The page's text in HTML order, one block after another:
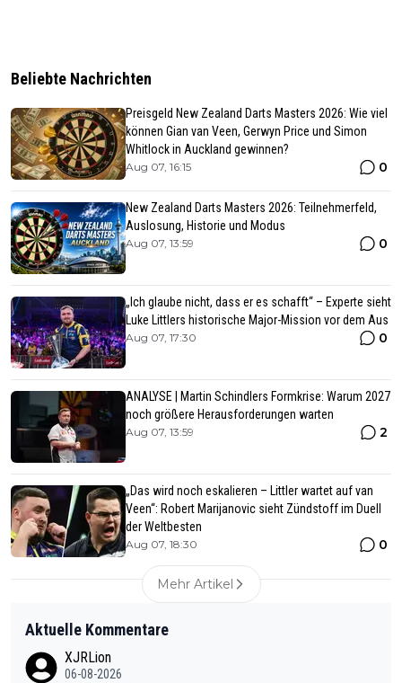
Beliebte Nachrichten
Preisgeld New Zealand Darts Masters 2026: Wie viel
können Gian van Veen, Gerwyn Price und Simon
Whitlock in Auckland gewinnen?
Aug 07, 16:15 0
New Zealand Darts Masters 2026: Teilnehmerfeld,
Auslosung, Historie und Modus
Aug 07, 13:59 0
„Ich glaube nicht, dass er es schafft“ – Experte sieht
Luke Littlers historische Major-Mission vor dem Aus
Aug 07, 17:30 0
ANALYSE | Martin Schindlers Formkrise: Warum 2027
noch größere Herausforderungen warten
Aug 07, 13:59 2
„Das wird noch eskalieren – Littler wartet auf van
Veen“: Robert Marijanovic sieht Zündstoff im Duell
der Weltbesten
Aug 07, 18:30 0
Mehr Artikel
Aktuelle Kommentare
XJRLion
06-08-2026